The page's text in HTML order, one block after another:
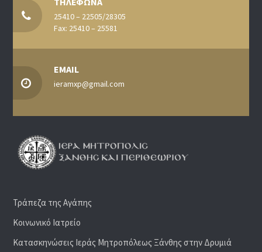
25410 – 22505/28305
Fax: 25410 – 25581
EMAIL
ieramxp@gmail.com
Τράπεζα της Αγάπης
Κοινωνικό Ιατρείο
Κατασκηνώσεις Ιεράς Μητροπόλεως Ξάνθης στην Δρυμιά